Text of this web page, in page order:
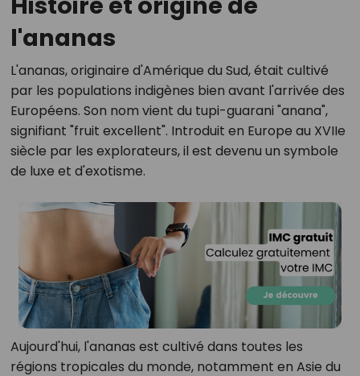
l'ananas
L'ananas, originaire d'Amérique du Sud, était cultivé
par les populations indigènes bien avant l'arrivée des
Européens. Son nom vient du tupi-guarani "anana",
signifiant "fruit excellent". Introduit en Europe au XVIIe
siècle par les explorateurs, il est devenu un symbole
de luxe et d'exotisme.
Aujourd'hui, l'ananas est cultivé dans toutes les
régions tropicales du monde, notamment en Asie du